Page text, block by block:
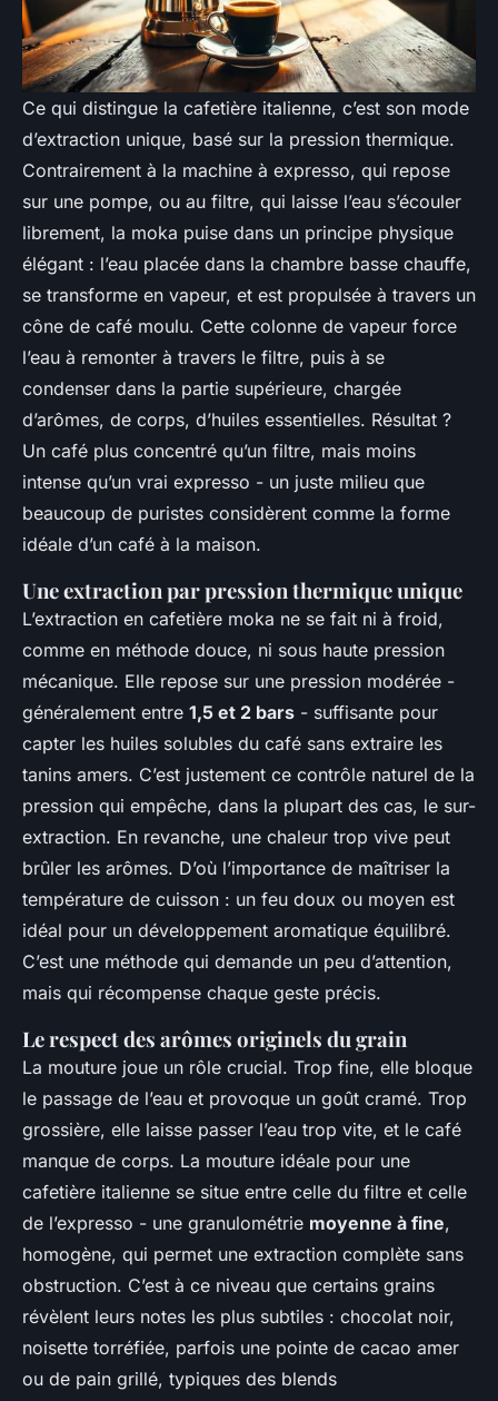
Ce qui distingue la cafetière italienne, c’est son mode
d’extraction unique, basé sur la pression thermique.
Contrairement à la machine à expresso, qui repose
sur une pompe, ou au filtre, qui laisse l’eau s’écouler
librement, la moka puise dans un principe physique
élégant : l’eau placée dans la chambre basse chauffe,
se transforme en vapeur, et est propulsée à travers un
cône de café moulu. Cette colonne de vapeur force
l’eau à remonter à travers le filtre, puis à se
condenser dans la partie supérieure, chargée
d’arômes, de corps, d’huiles essentielles. Résultat ?
Un café plus concentré qu’un filtre, mais moins
intense qu’un vrai expresso - un juste milieu que
beaucoup de puristes considèrent comme la forme
idéale d’un café à la maison.
Une extraction par pression thermique unique
L’extraction en cafetière moka ne se fait ni à froid,
comme en méthode douce, ni sous haute pression
mécanique. Elle repose sur une pression modérée -
généralement entre 1,5 et 2 bars - suffisante pour
capter les huiles solubles du café sans extraire les
tanins amers. C’est justement ce contrôle naturel de la
pression qui empêche, dans la plupart des cas, le sur-
extraction. En revanche, une chaleur trop vive peut
brûler les arômes. D’où l’importance de maîtriser la
température de cuisson : un feu doux ou moyen est
idéal pour un développement aromatique équilibré.
C’est une méthode qui demande un peu d’attention,
mais qui récompense chaque geste précis.
Le respect des arômes originels du grain
La mouture joue un rôle crucial. Trop fine, elle bloque
le passage de l’eau et provoque un goût cramé. Trop
grossière, elle laisse passer l’eau trop vite, et le café
manque de corps. La mouture idéale pour une
cafetière italienne se situe entre celle du filtre et celle
de l’expresso - une granulométrie moyenne à fine,
homogène, qui permet une extraction complète sans
obstruction. C’est à ce niveau que certains grains
révèlent leurs notes les plus subtiles : chocolat noir,
noisette torréfiée, parfois une pointe de cacao amer
ou de pain grillé, typiques des blends